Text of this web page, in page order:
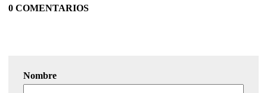
0 COMENTARIOS
Nombre